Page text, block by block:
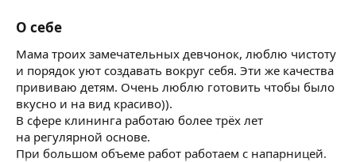
О себе
Мама троих замечательных девчонок, люблю чистоту
и порядок уют создавать вокруг себя. Эти же качества
прививаю детям. Очень люблю готовить чтобы было
вкусно и на вид красиво)).
В сфере клининга работаю более трёх лет
на регулярной основе.
При большом объеме работ работаем с напарницей.